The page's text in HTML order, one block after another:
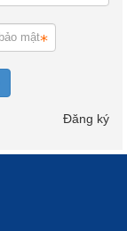
Đăng ký